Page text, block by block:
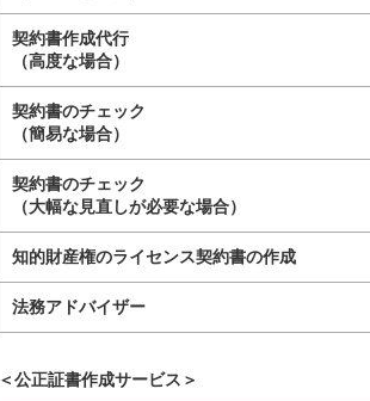
契約書作成代行
（高度な場合）
契約書のチェック
（簡易な場合）
契約書のチェック
（大幅な見直しが必要な場合）
知的財産権のライセンス契約書の作成
法務アドバイザー
＜公正証書作成サービス＞